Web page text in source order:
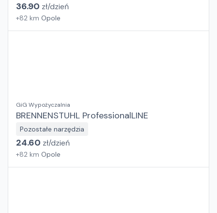
36.90 zł/dzień
+82 km Opole
GiG Wypożyczalnia
BRENNENSTUHL ProfessionalLINE
Pozostałe narzędzia
24.60 zł/dzień
+82 km Opole